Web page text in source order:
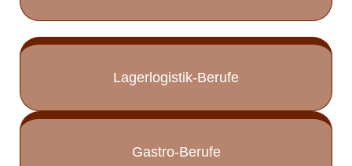
Lagerlogistik-Berufe
Gastro-Berufe